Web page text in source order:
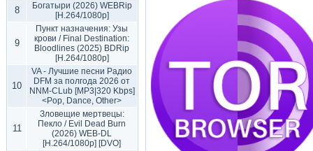
8
Богатыри (2026) WEBRip
[H.264/1080p]
9
Пункт назначения: Узы
крови / Final Destination:
Bloodlines (2025) BDRip
[H.264/1080p]
10
VA - Лучшие песни Радио
DFM за полгода 2026 от
NNM-CLub [MP3|320 Kbps]
<Pop, Dance, Other>
11
Зловещие мертвецы:
Пекло / Evil Dead Burn
(2026) WEB-DL
[H.264/1080p] [DVO]